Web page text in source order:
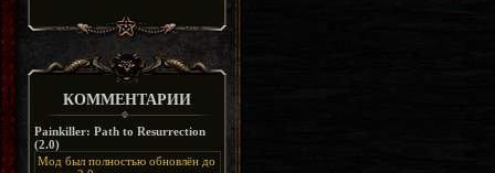
КОММЕНТАРИИ
Painkiller: Path to Resurrection
(2.0)
Мод был полностью обновлён до